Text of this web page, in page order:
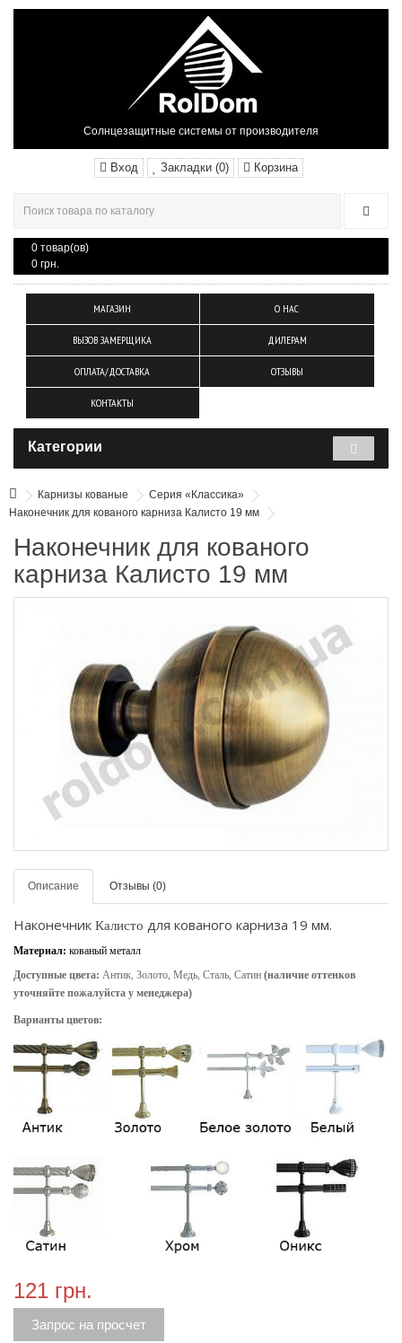
Солнцезащитные системы от производителя
Вход Закладки (0) Корзина
0 товар(ов)
0 грн.
МАГАЗИН О НАС
ВЫЗОВ ЗАМЕРЩИКА ДИЛЕРАМ
ОПЛАТА/ДОСТАВКА ОТЗЫВЫ
КОНТАКТЫ
Категории
Карнизы кованые
Серия «Классика»
Наконечник для кованого карниза Калисто 19 мм
Наконечник для кованого
карниза Калисто 19 мм
Описание Отзывы (0)
Наконечник Калисто для кованого карниза 19 мм.
Материал: кованый металл
Доступные цвета: Антик, Золото, Медь, Сталь, Сатин (наличие оттенков
уточняйте пожалуйста у менеджера)
Варианты цветов:
121 грн.
Запрос на просчет